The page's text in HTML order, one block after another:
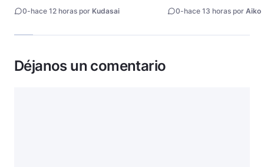
0-hace 12 horas por Kudasai 0-hace 13 horas por Aiko
Déjanos un comentario